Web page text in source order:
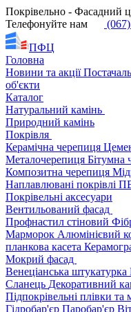
Покрівельно - Фасадний
Телефонуйте нам
ПФЦ
Головна
Новини та акції
об'єкти
Каталог
Натуральний камінь
Природний камінь
Покрівля
Керамічна черепиця
Металочерепиця Бітумна
Композитна черепиця
Наплавлювані покрівлі
Покрівельні аксесуари
Вентильований фасад
Профнастил стіновий
Марморок Алюмінієвий
планкова касета
Мокрий фасад
Венеціанська штукатурка
Сланець Декоративний
Підпокрівельні плівки та
Гідробар'єр Паробар'єр